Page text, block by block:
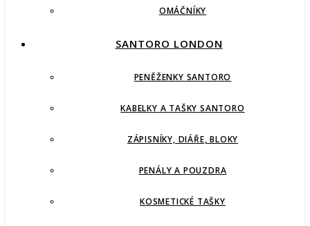
OMÁČNÍKY
SANTORO LONDON
PENĚŽENKY SANTORO
KABELKY A TAŠKY SANTORO
ZÁPISNÍKY, DIÁŘE, BLOKY
PENÁLY A POUZDRA
KOSMETICKÉ TAŠKY